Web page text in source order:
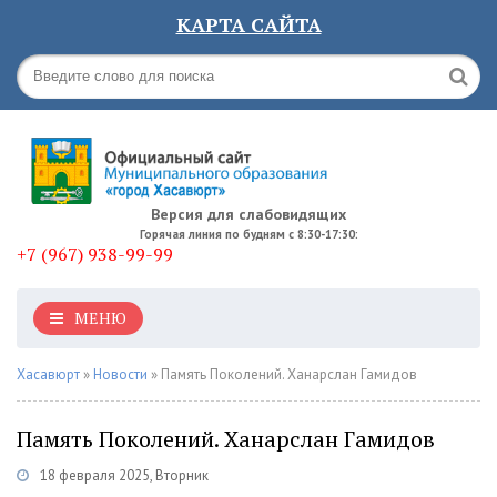
КАРТА САЙТА
Версия для слабовидящих
Горячая линия по будням с 8:30-17:30:
+7 (967) 938-99-99
МЕНЮ
Хасавюрт » Новости » Память Поколений. Ханарслан Гамидов
Память Поколений. Ханарслан Гамидов
18 февраля 2025, Вторник